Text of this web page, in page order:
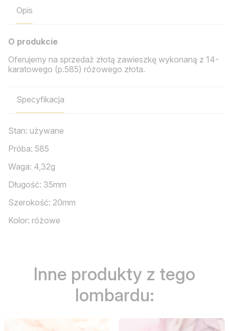
Opis
O produkcie
Oferujemy na sprzedaż złotą zawieszkę wykonaną z 14-
karatowego (p.585) różowego złota.
Specyfikacja
Stan: używane
Próba: 585
Waga: 4,32g
Długość: 35mm
Szerokość: 20mm
Kolor: różowe
Inne produkty z tego
lombardu: